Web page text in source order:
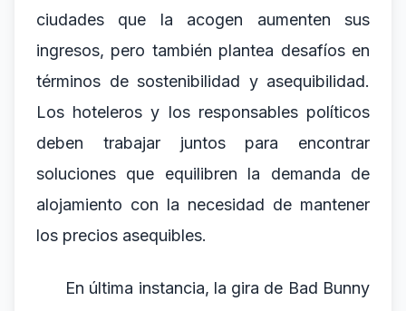
ciudades que la acogen aumenten sus
ingresos, pero también plantea desafíos en
términos de sostenibilidad y asequibilidad.
Los hoteleros y los responsables políticos
deben trabajar juntos para encontrar
soluciones que equilibren la demanda de
alojamiento con la necesidad de mantener
los precios asequibles.
En última instancia, la gira de Bad Bunny